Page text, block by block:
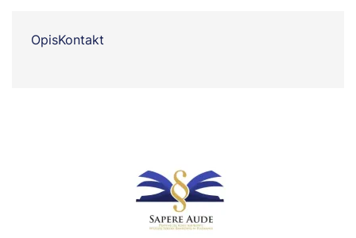
OpisKontakt